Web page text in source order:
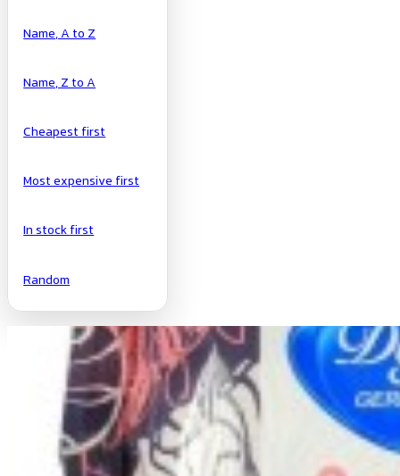
Name, A to Z
Name, Z to A
Cheapest first
Most expensive first
In stock first
Random